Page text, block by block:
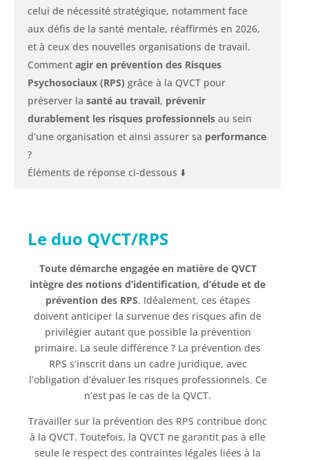
celui de nécessité stratégique, notamment face
aux défis de la santé mentale, réaffirmés en 2026,
et à ceux des nouvelles organisations de travail.
Comment agir en prévention des Risques
Psychosociaux (RPS) grâce à la QVCT pour
préserver la santé au travail, prévenir
durablement les risques professionnels au sein
d’une organisation et ainsi assurer sa performance
?
Éléments de réponse ci-dessous ⬇️
Le duo QVCT/RPS
Toute démarche engagée en matière de QVCT
intègre des notions d’identification, d’étude et de
prévention des RPS. Idéalement, ces étapes
doivent anticiper la survenue des risques afin de
privilégier autant que possible la prévention
primaire. La seule différence ? La prévention des
RPS s’inscrit dans un cadre juridique, avec
l’obligation d’évaluer les risques professionnels. Ce
n’est pas le cas de la QVCT.
Travailler sur la prévention des RPS contribue donc
à la QVCT. Toutefois, la QVCT ne garantit pas à elle
seule le respect des contraintes légales liées à la